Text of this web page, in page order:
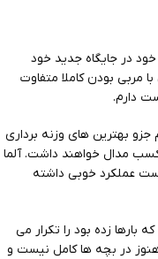
خود در جایگاه جدید خود
مربی بودن کاملا متفاوت
دارم.
جزو بهترین های وزنه برداری
مدال خواهند داشت. آلما
عملکرد خوبی داشته
بارها زده بود را تکرار می
در بچه ها کامل نیست و